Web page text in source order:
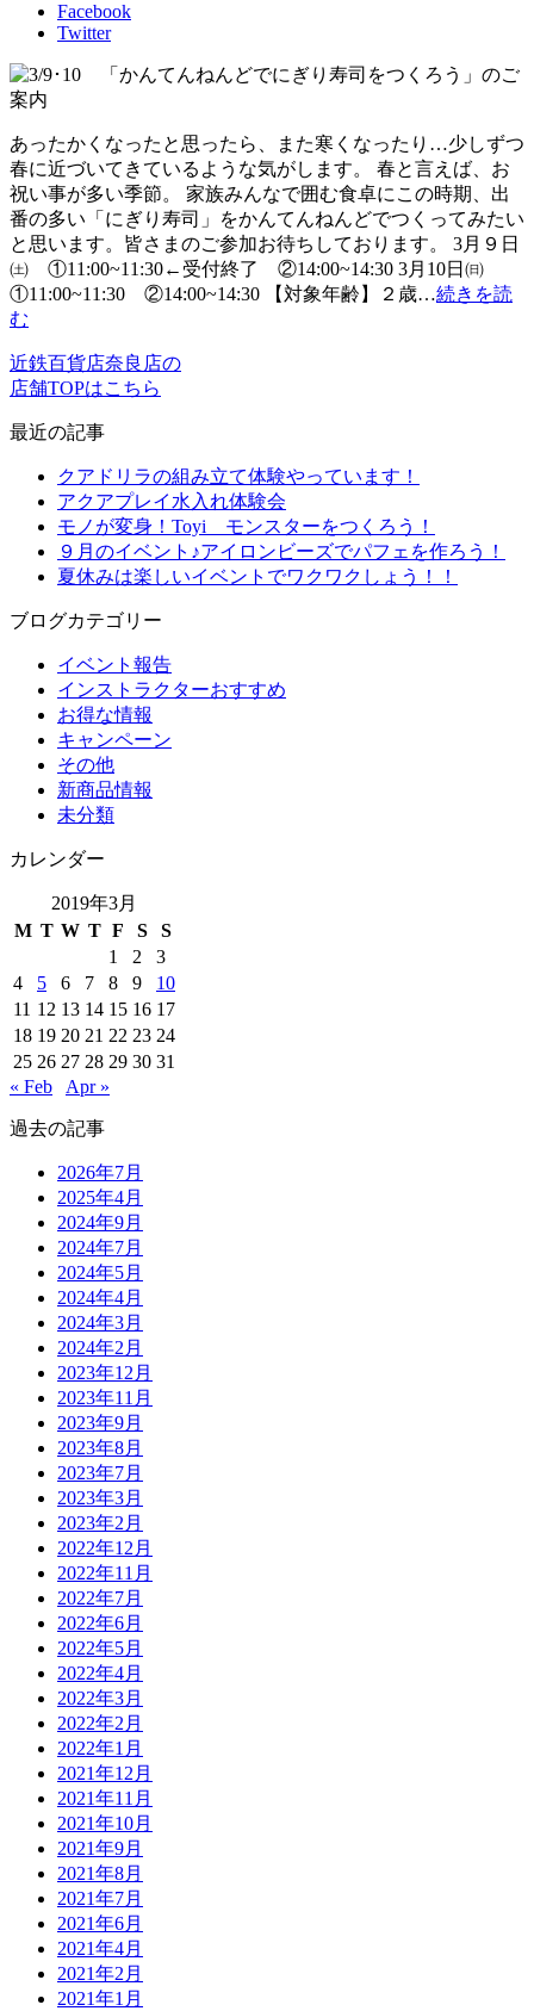
Facebook
Twitter
あったかくなったと思ったら、また寒くなったり…少しずつ
春に近づいてきているような気がします。 春と言えば、お
祝い事が多い季節。 家族みんなで囲む食卓にこの時期、出
番の多い「にぎり寿司」をかんてんねんどでつくってみたい
と思います。皆さまのご参加お待ちしております。 3月９日
㈯ ①11:00~11:30←受付終了 ②14:00~14:30 3月10日㈰
①11:00~11:30 ②14:00~14:30 【対象年齢】２歳…続きを読
む
近鉄百貨店奈良店の
店舗TOPはこちら
最近の記事
クアドリラの組み立て体験やっています！
アクアプレイ水入れ体験会
モノが変身！Toyi モンスターをつくろう！
９月のイベント♪アイロンビーズでパフェを作ろう！
夏休みは楽しいイベントでワクワクしょう！！
ブログカテゴリー
イベント報告
インストラクターおすすめ
お得な情報
キャンペーン
その他
新商品情報
未分類
カレンダー
2019年3月
M T W T F S
S
1
2
3
4
5 6 7 8 9
10
11 12 13 14 15 16 17
18 19 20 21 22 23 24
25 26 27 28 29 30 31
« Feb
Apr »
過去の記事
2026年7月
2025年4月
2024年9月
2024年7月
2024年5月
2024年4月
2024年3月
2024年2月
2023年12月
2023年11月
2023年9月
2023年8月
2023年7月
2023年3月
2023年2月
2022年12月
2022年11月
2022年7月
2022年6月
2022年5月
2022年4月
2022年3月
2022年2月
2022年1月
2021年12月
2021年11月
2021年10月
2021年9月
2021年8月
2021年7月
2021年6月
2021年4月
2021年2月
2021年1月